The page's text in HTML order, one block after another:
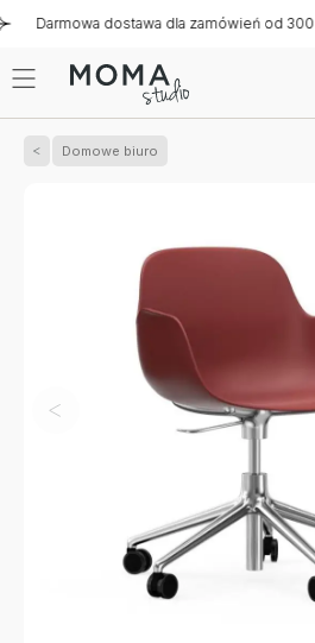
dostawa dla zamówień od 300 zł
Domowe biuro